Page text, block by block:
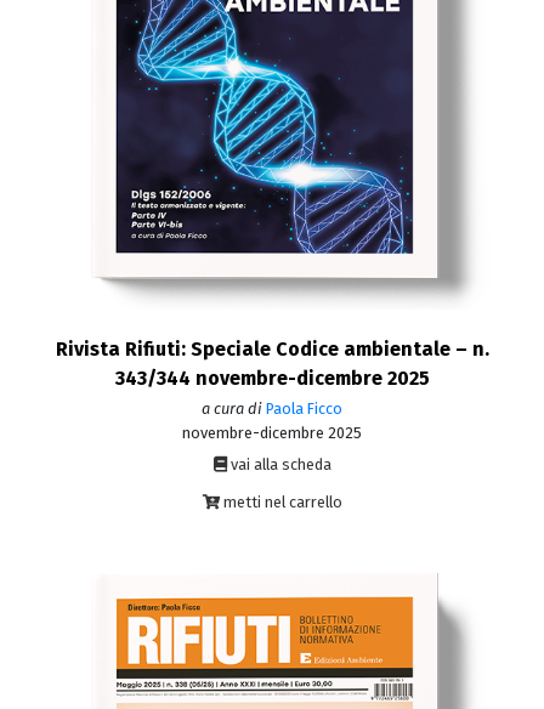
Rivista Rifiuti: Speciale Codice ambientale – n.
343/344 novembre-dicembre 2025
a cura di Paola Ficco
novembre-dicembre 2025
vai alla scheda
metti nel carrello